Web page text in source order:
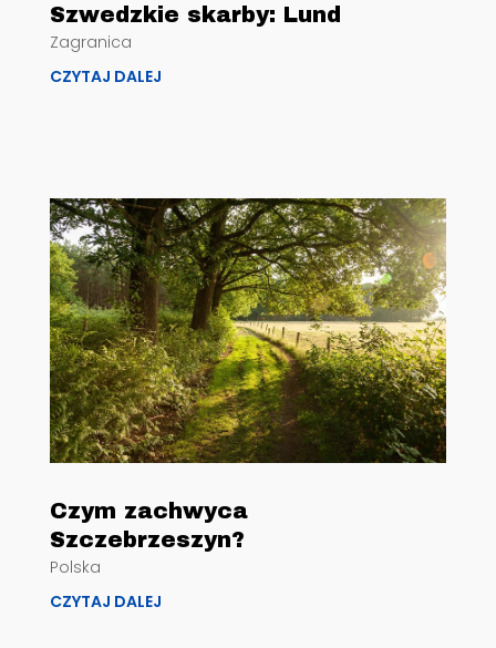
Szwedzkie skarby: Lund
Zagranica
CZYTAJ DALEJ
Czym zachwyca
Szczebrzeszyn?
Polska
CZYTAJ DALEJ